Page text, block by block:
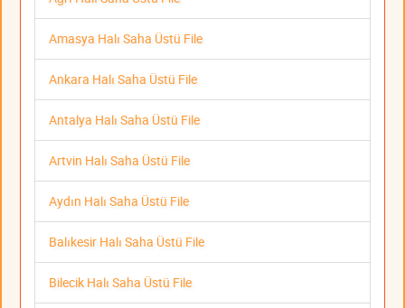
Amasya Halı Saha Üstü File
Ankara Halı Saha Üstü File
Antalya Halı Saha Üstü File
Artvin Halı Saha Üstü File
Aydın Halı Saha Üstü File
Balıkesir Halı Saha Üstü File
Bilecik Halı Saha Üstü File